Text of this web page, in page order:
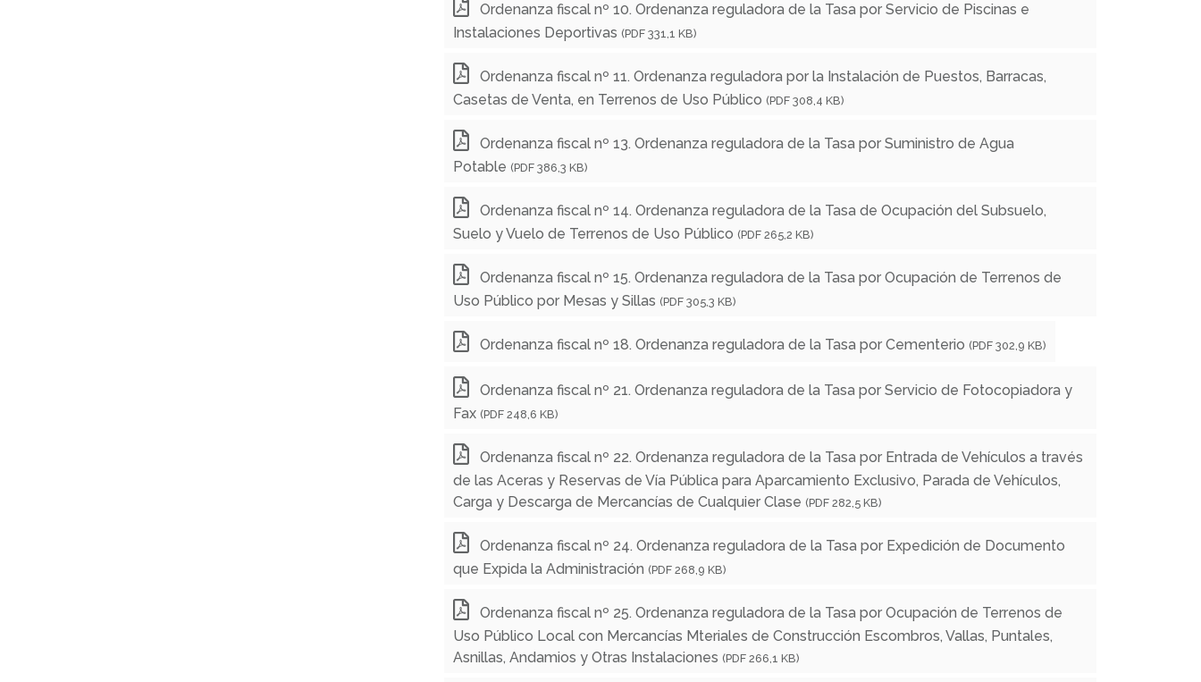
Ordenanza fiscal nº 10. Ordenanza reguladora de la Tasa por Servicio de Piscinas e
Instalaciones Deportivas (PDF 331,1 KB)
Ordenanza fiscal nº 11. Ordenanza reguladora por la Instalación de Puestos, Barracas,
Casetas de Venta, en Terrenos de Uso Público (PDF 308,4 KB)
Ordenanza fiscal nº 13. Ordenanza reguladora de la Tasa por Suministro de Agua
Potable (PDF 386,3 KB)
Ordenanza fiscal nº 14. Ordenanza reguladora de la Tasa de Ocupación del Subsuelo,
Suelo y Vuelo de Terrenos de Uso Público (PDF 265,2 KB)
Ordenanza fiscal nº 15. Ordenanza reguladora de la Tasa por Ocupación de Terrenos de
Uso Público por Mesas y Sillas (PDF 305,3 KB)
Ordenanza fiscal nº 18. Ordenanza reguladora de la Tasa por Cementerio (PDF 302,9 KB)
Ordenanza fiscal nº 21. Ordenanza reguladora de la Tasa por Servicio de Fotocopiadora y
Fax (PDF 248,6 KB)
Ordenanza fiscal nº 22. Ordenanza reguladora de la Tasa por Entrada de Vehículos a través
de las Aceras y Reservas de Vía Pública para Aparcamiento Exclusivo, Parada de Vehículos,
Carga y Descarga de Mercancías de Cualquier Clase (PDF 282,5 KB)
Ordenanza fiscal nº 24. Ordenanza reguladora de la Tasa por Expedición de Documento
que Expida la Administración (PDF 268,9 KB)
Ordenanza fiscal nº 25. Ordenanza reguladora de la Tasa por Ocupación de Terrenos de
Uso Público Local con Mercancías Mteriales de Construcción Escombros, Vallas, Puntales,
Asnillas, Andamios y Otras Instalaciones (PDF 266,1 KB)